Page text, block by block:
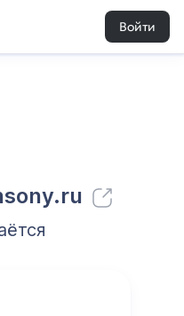
Войти
5 0